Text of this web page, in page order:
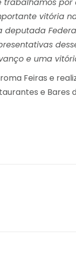
vitória
e uma
Feiras e
e